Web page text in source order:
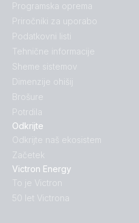
Odkrijte
Odkrijte naš ekosistem
Začetek
Victron Energy
To je Victron
50 let Victrona
Programska oprema
Priročniki za uporabo
Podatkovni listi
Tehnične informacije
Sheme sistemov
Dimenzije ohišij
Brošure
Potrdila